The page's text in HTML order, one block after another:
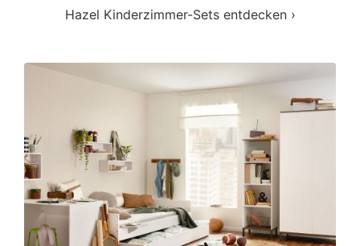
Hazel Kinderzimmer-Sets entdecken ›